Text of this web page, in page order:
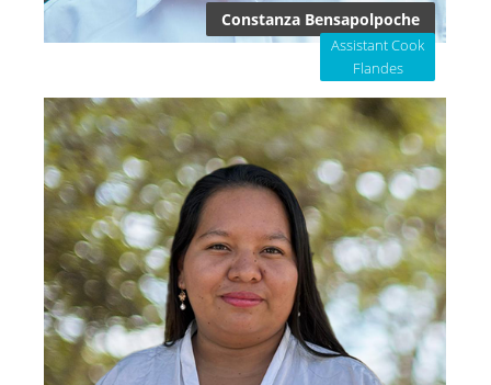
Constanza Bensapolpoche
Assistant Cook
Flandes